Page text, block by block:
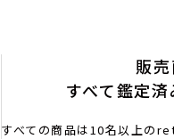
販
すべて鑑定
すべての商品は10名以上の